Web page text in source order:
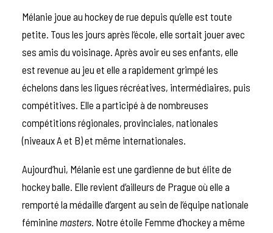
Mélanie joue au hockey de rue depuis qu’elle est toute
petite. Tous les jours après l’école, elle sortait jouer avec
ses amis du voisinage. Après avoir eu ses enfants, elle
est revenue au jeu et elle a rapidement grimpé les
échelons dans les ligues récréatives, intermédiaires, puis
compétitives. Elle a participé à de nombreuses
compétitions régionales, provinciales, nationales
(niveaux A et B) et même internationales.
Aujourd’hui, Mélanie est une gardienne de but élite de
hockey balle. Elle revient d’ailleurs de Prague où elle a
remporté la médaille d’argent au sein de l’équipe nationale
féminine masters. Notre étoile Femme d’hockey a même